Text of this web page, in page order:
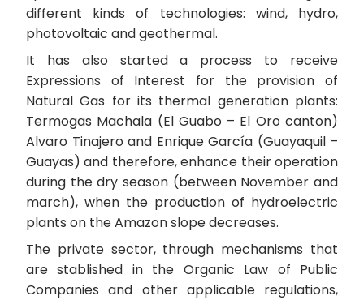
different kinds of technologies: wind, hydro,
photovoltaic and geothermal.
It has also started a process to receive
Expressions of Interest for the provision of
Natural Gas for its thermal generation plants:
Termogas Machala (El Guabo – El Oro canton)
Alvaro Tinajero and Enrique García (Guayaquil –
Guayas) and therefore, enhance their operation
during the dry season (between November and
march), when the production of hydroelectric
plants on the Amazon slope decreases.
The private sector, through mechanisms that
are stablished in the Organic Law of Public
Companies and other applicable regulations,